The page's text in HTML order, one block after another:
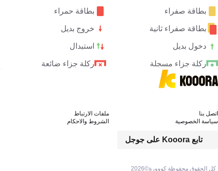
بطاقة صفراء بطاقة حمراء
بطاقة صفراء ثانية خروج بديل
دخول بديل استبدال
ركلة جزاء مسجلة ركلة جزاء ضائعة
كل الحقوق محفوظة كووورة©2026
تابع Kooora على جوجل
اتصل بنا
ملفات الارتباط
سياسة الخصوصية
الشروط والاحكام